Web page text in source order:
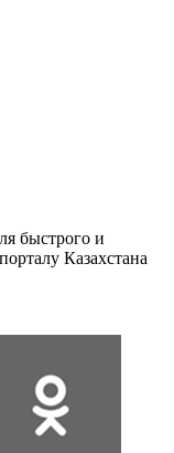
быстрого и
Казахстана